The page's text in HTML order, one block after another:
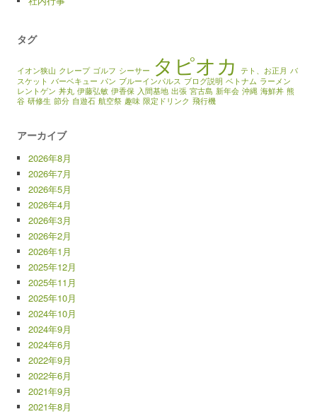
タグ
イオン狭山 クレープ ゴルフ シーサー タピオカ テト、お正月 バ
スケット バーベキュー パン ブルーインパルス ブログ説明 ベトナム ラーメン
レントゲン 丼丸 伊藤弘敏 伊香保 入間基地 出張 宮古島 新年会 沖縄 海鮮丼 熊
谷 研修生 節分 自遊石 航空祭 趣味 限定ドリンク 飛行機
アーカイブ
2026年8月
2026年7月
2026年5月
2026年4月
2026年3月
2026年2月
2026年1月
2025年12月
2025年11月
2025年10月
2024年10月
2024年9月
2024年6月
2022年9月
2022年6月
2021年9月
2021年8月